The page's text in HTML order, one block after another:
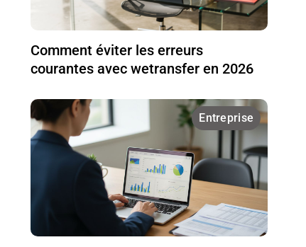
Comment éviter les erreurs
courantes avec wetransfer en 2026
Entreprise